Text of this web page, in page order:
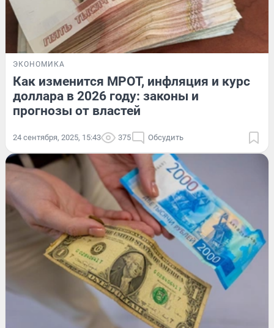
ЭКОНОМИКА
Как изменится МРОТ, инфляция и курс
доллара в 2026 году: законы и
прогнозы от властей
24 сентября, 2025, 15:43 375 Обсудить